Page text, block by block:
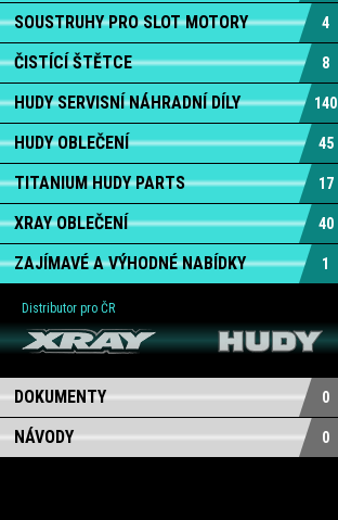
SOUSTRUHY PRO SLOT MOTORY 4
ČISTÍCÍ ŠTĚTCE 8
HUDY SERVISNÍ NÁHRADNÍ DÍLY 140
HUDY OBLEČENÍ 45
TITANIUM HUDY PARTS 17
XRAY OBLEČENÍ 40
ZAJÍMAVÉ A VÝHODNÉ NABÍDKY 1
Distributor pro ČR
DOKUMENTY 0
NÁVODY 0